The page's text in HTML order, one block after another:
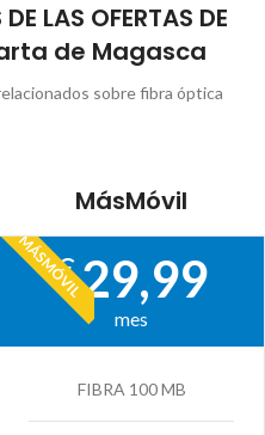
LAS OFERTAS DE
de Magasca
sobre fibra óptica
MásMóvil
MÁSMÓVIL
€29,99
mes
FIBRA 100 MB